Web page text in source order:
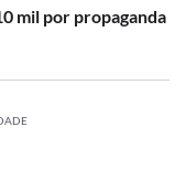
mil por propaganda